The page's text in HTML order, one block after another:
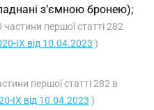
з’ємною бронею);
першої статті 282
IX від 10.04.2023 )
першої статті 282 в
IX від 10.04.2023 )